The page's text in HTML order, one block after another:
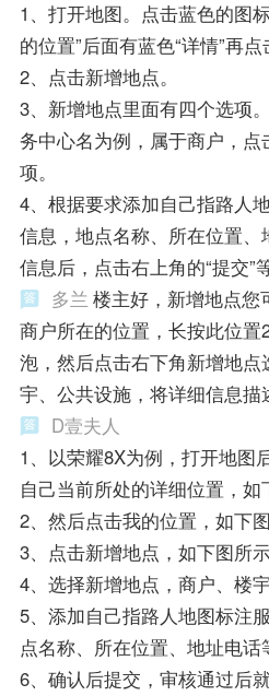
1、打开地图。点击蓝色的图
的位置”后面有蓝色“详情”再点
2、点击新增地点。
3、新增地点里面有四个选项
务中心名为例，属于商户，
项。
4、根据要求添加自己指路人
信息，地点名称、所在位置
信息后，点击右上角的“提交”
多兰 楼主好，新增地点您
商户所在的位置，长按此位
泡，然后点击右下角新增地点
宇、公共设施，将详细信息描
D壹夫人
1、以荣耀8X为例，打开地图
自己当前所处的详细位置，如
2、然后点击我的位置，如下
3、点击新增地点，如下图所示
4、选择新增地点，商户、楼
5、添加自己指路人地图标注
点名称、所在位置、地址电话
6、确认后提交，审核通过后